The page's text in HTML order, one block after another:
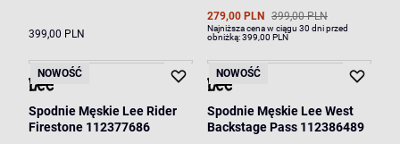
399,00 PLN
279,00 PLN 399,00 PLN
Najniższa cena w ciągu 30 dni przed
obniżką:399,00 PLN
NOWOŚĆ
Spodnie Męskie Lee Rider
Firestone 112377686
NOWOŚĆ
Spodnie Męskie Lee West
Backstage Pass 112386489